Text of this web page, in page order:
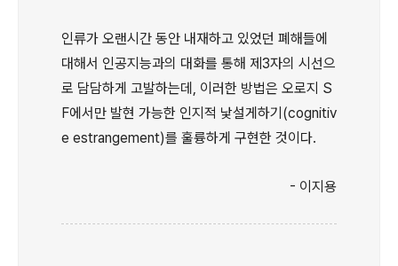
인류가 오랜시간 동안 내재하고 있었던 폐해들에
대해서 인공지능과의 대화를 통해 제3자의 시선으
로 담담하게 고발하는데, 이러한 방법은 오로지 S
F에서만 발현 가능한 인지적 낯설게하기(cognitiv
e estrangement)를 훌륭하게 구현한 것이다.
- 이지용